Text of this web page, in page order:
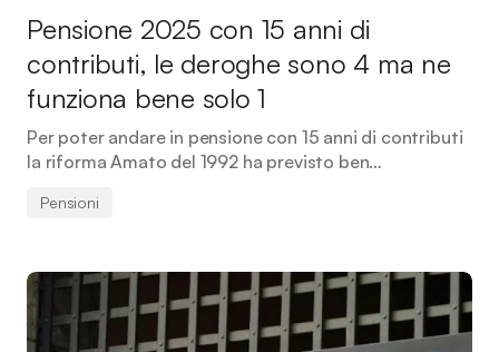
Pensione 2025 con 15 anni di
contributi, le deroghe sono 4 ma ne
funziona bene solo 1
Per poter andare in pensione con 15 anni di contributi
la riforma Amato del 1992 ha previsto ben…
Pensioni